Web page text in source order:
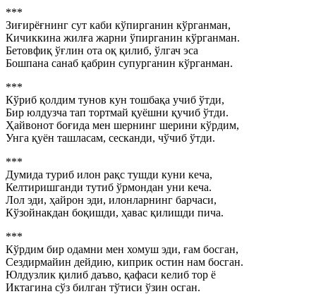
***
Зиғирёғнинг сут каби кўпирганин кўрганман,
Кичиккина жилға жарни ўпирганин кўрганман.
Бетовфиқ ўғлин ота оқ қилиб, ўлгач эса
Бошпана санаб қабрин супурганин кўрганман.
***
Кўриб қолдим тунов кун тошбақа учиб ўтди,
Бир юлдузча тап тортмай қуёшни қучиб ўтди.
Ҳайвонот боғида мен шернинг шерини кўрдим,
Унга қуён ташласам, сесканди, чўчиб ўтди.
***
Думида туриб илон рақс тушди куни кеча,
Келтиришганди тутиб ўрмондан уни кеча.
Лол эди, ҳайрон эди, илонларнинг барчаси,
Кўзойнакдан боқишди, ҳавас қилишди пича.
***
Кўрдим бир одамни мен хомуш эди, ғам босган,
Сездирмайин дейдию, киприк остин нам босган.
Юлдузлик қилиб даъво, қафаси келиб тор ё
Иктагина сўз билган тўтиси ўзин осган.